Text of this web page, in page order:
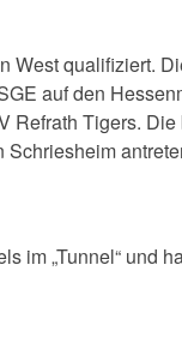
West qualifiziert.
auf den
Tigers.
Schriesheim
im „Tunnel“ und